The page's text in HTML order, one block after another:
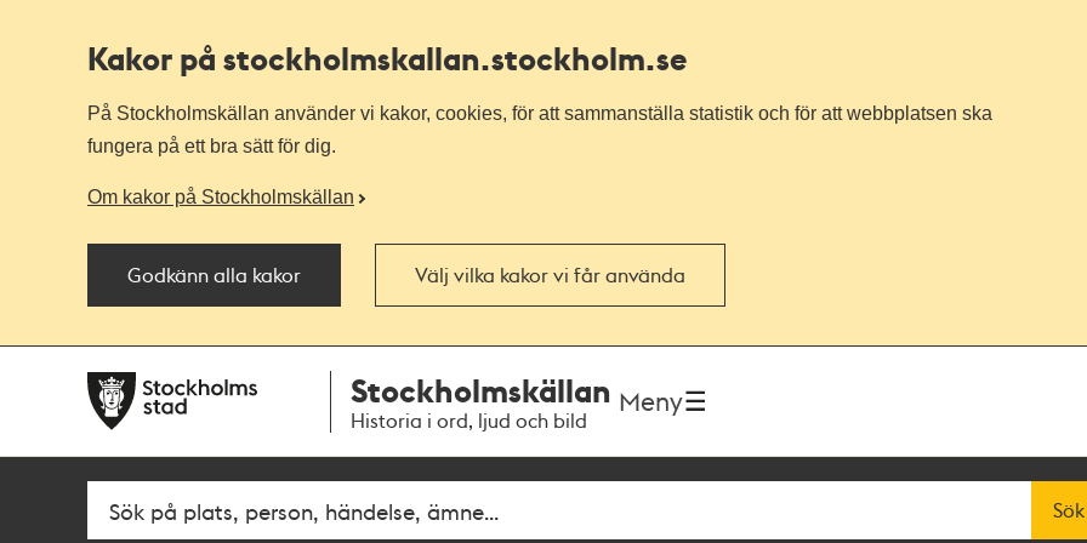
Kakor på stockholmskallan.stockholm.se
På Stockholmskällan använder vi kakor, cookies, för att sammanställa statistik och för att webbplatsen ska
fungera på ett bra sätt för dig.
Om kakor på Stockholmskällan
Godkänn alla kakor Välj vilka kakor vi får använda
navigationen
huvudinnehållet
Stockholmskällan
Historia i ord, ljud och bild
Meny
Fritextsök Sök